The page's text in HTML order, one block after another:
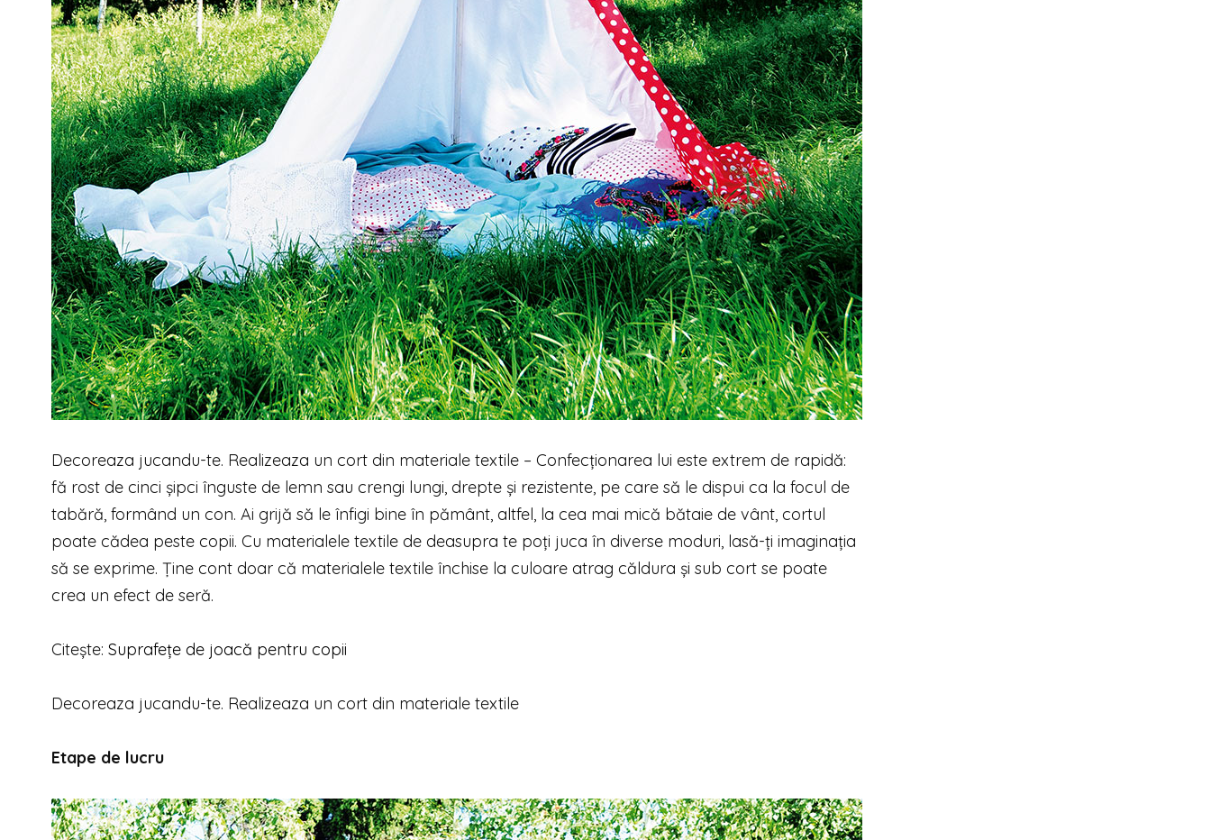
Decoreaza jucandu-te. Realizeaza un cort din materiale textile – Confecţionarea lui este extrem de rapidă:
fă rost de cinci şipci înguste de lemn sau crengi lungi, drepte şi rezistente, pe care să le dispui ca la focul de
tabără, formând un con. Ai grijă să le înfigi bine în pământ, altfel, la cea mai mică bătaie de vânt, cortul
poate cădea peste copii. Cu materialele textile de deasupra te poţi juca în diverse moduri, lasă-ţi imaginaţia
să se exprime. Ţine cont doar că materialele textile închise la culoare atrag căldura şi sub cort se poate
crea un efect de seră.
Citește: Suprafețe de joacă pentru copii
Decoreaza jucandu-te. Realizeaza un cort din materiale textile
Etape de lucru